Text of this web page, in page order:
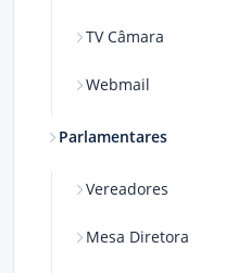
TV Câmara
Webmail
Parlamentares
Vereadores
Mesa Diretora